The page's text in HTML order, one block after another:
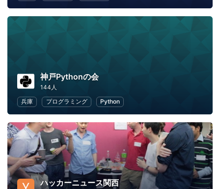
神戸Pythonの会
144人
兵庫
プログラミング Python
ハッカーニュース関西